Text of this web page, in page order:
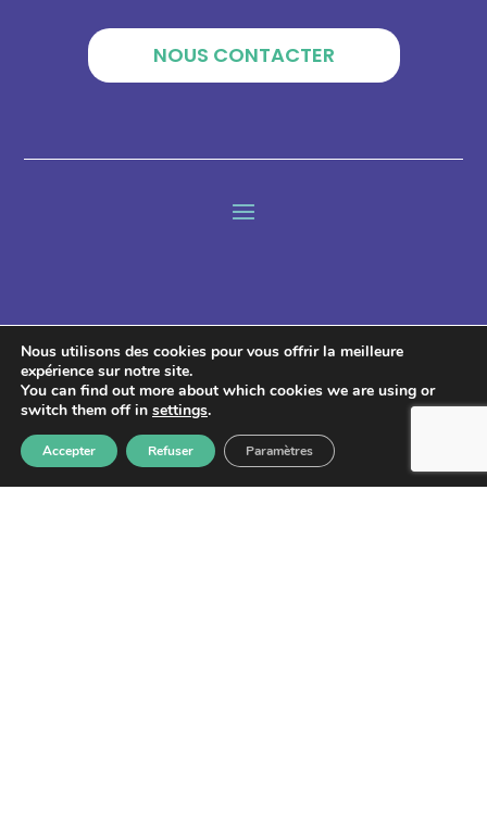
NOUS CONTACTER
Lettre d'information
S'abonner
Nous utilisons des cookies pour vous offrir la meilleure
expérience sur notre site.
You can find out more about which cookies we are using or
switch them off in settings.
Accepter Refuser Paramètres